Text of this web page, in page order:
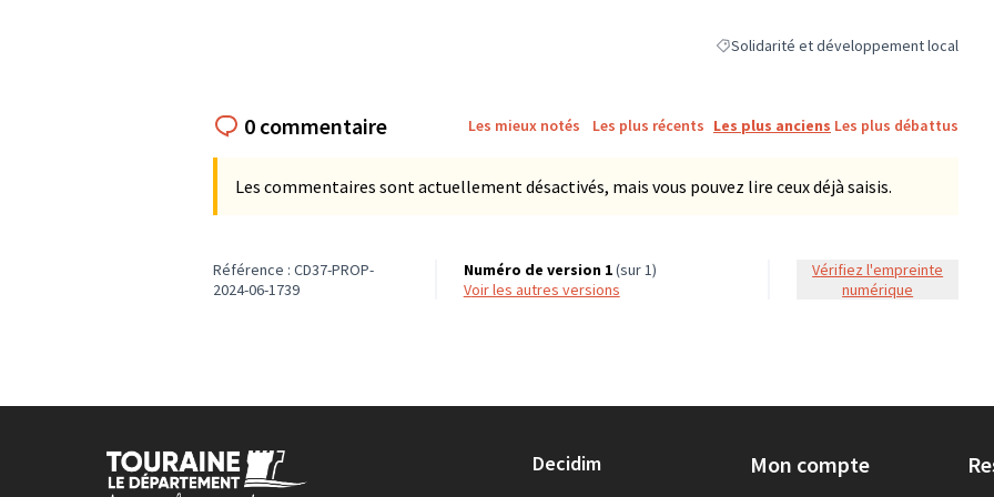
Filtrer les résultats de la catégorie :
Solidarité et développement local
0 commentaire Les mieux notés Les plus récents Les plus anciens Les plus débattus
Les commentaires sont actuellement désactivés, mais vous pouvez lire ceux déjà saisis.
Référence : CD37-PROP-
2024-06-1739
Numéro de version 1(sur 1)
voir les autres versions
Vérifiez l'empreinte
numérique
Decidim Mon compte